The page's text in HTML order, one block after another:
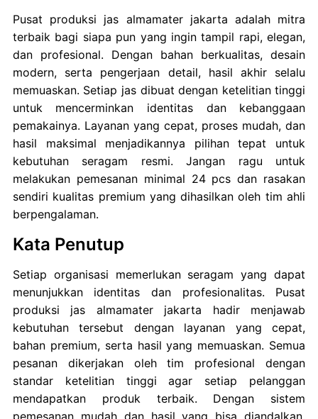
Pusat produksi jas almamater jakarta adalah mitra
terbaik bagi siapa pun yang ingin tampil rapi, elegan,
dan profesional. Dengan bahan berkualitas, desain
modern, serta pengerjaan detail, hasil akhir selalu
memuaskan. Setiap jas dibuat dengan ketelitian tinggi
untuk mencerminkan identitas dan kebanggaan
pemakainya. Layanan yang cepat, proses mudah, dan
hasil maksimal menjadikannya pilihan tepat untuk
kebutuhan seragam resmi. Jangan ragu untuk
melakukan pemesanan minimal 24 pcs dan rasakan
sendiri kualitas premium yang dihasilkan oleh tim ahli
berpengalaman.
Kata Penutup
Setiap organisasi memerlukan seragam yang dapat
menunjukkan identitas dan profesionalitas. Pusat
produksi jas almamater jakarta hadir menjawab
kebutuhan tersebut dengan layanan yang cepat,
bahan premium, serta hasil yang memuaskan. Semua
pesanan dikerjakan oleh tim profesional dengan
standar ketelitian tinggi agar setiap pelanggan
mendapatkan produk terbaik. Dengan sistem
pemesanan mudah dan hasil yang bisa diandalkan,